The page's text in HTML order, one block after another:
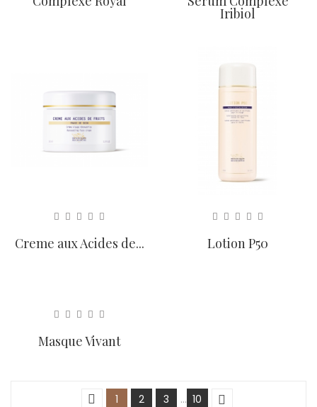
Iribiol
Creme aux Acides de... Lotion P50
Masque Vivant
1 2 3 … 10